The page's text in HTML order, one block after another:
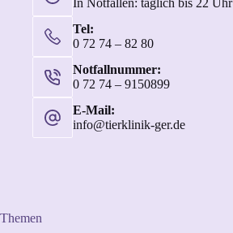
Tel:
0 72 74 – 82 80
Notfallnummer:
0 72 74 – 9150899
E-Mail:
info@tierklinik-ger.de
Themen